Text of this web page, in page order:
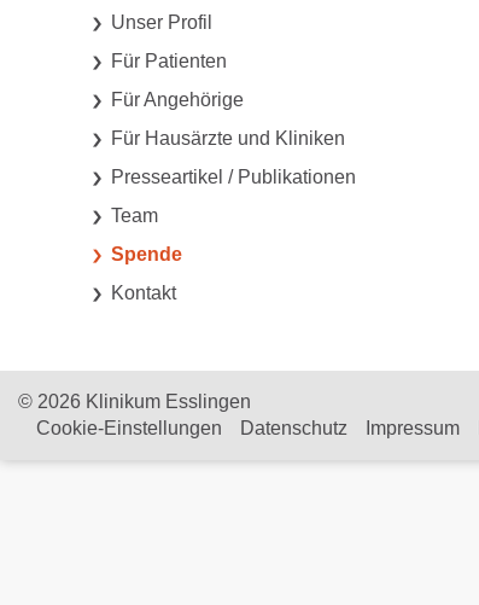
Unser Profil
Für Patienten
Für Angehörige
Für Hausärzte und Kliniken
Presseartikel / Publikationen
Team
Spende
Kontakt
© 2026 Klinikum Esslingen
Cookie-Einstellungen
Datenschutz Impressum